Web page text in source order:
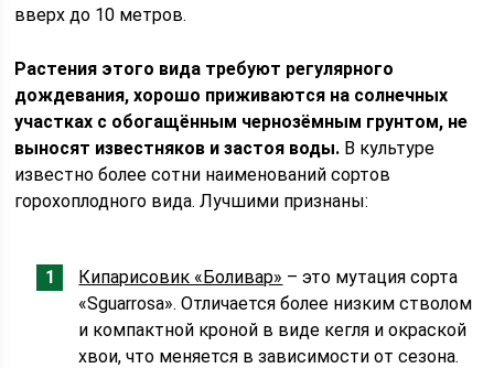
вверх до 10 метров.
Растения этого вида требуют регулярного
дождевания, хорошо приживаются на солнечных
участках с обогащённым чернозёмным грунтом, не
выносят известняков и застоя воды. В культуре
известно более сотни наименований сортов
горохоплодного вида. Лучшими признаны:
Кипарисовик «Боливар» – это мутация сорта
«Sguarrosa». Отличается более низким стволом
и компактной кроной в виде кегля и окраской
хвои, что меняется в зависимости от сезона.